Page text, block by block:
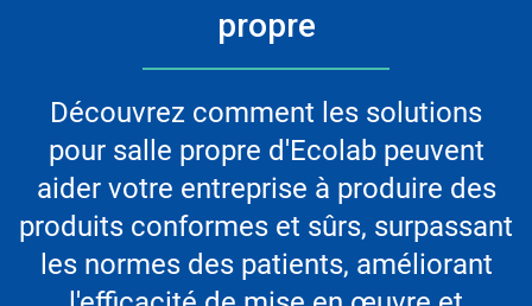
propre
Découvrez comment les solutions
pour salle propre d'Ecolab peuvent
aider votre entreprise à produire des
produits conformes et sûrs, surpassant
les normes des patients, améliorant